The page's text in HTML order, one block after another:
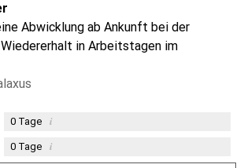
Abwicklung ab Ankunft bei der
in Arbeitstagen im
0Tage i
0Tage i